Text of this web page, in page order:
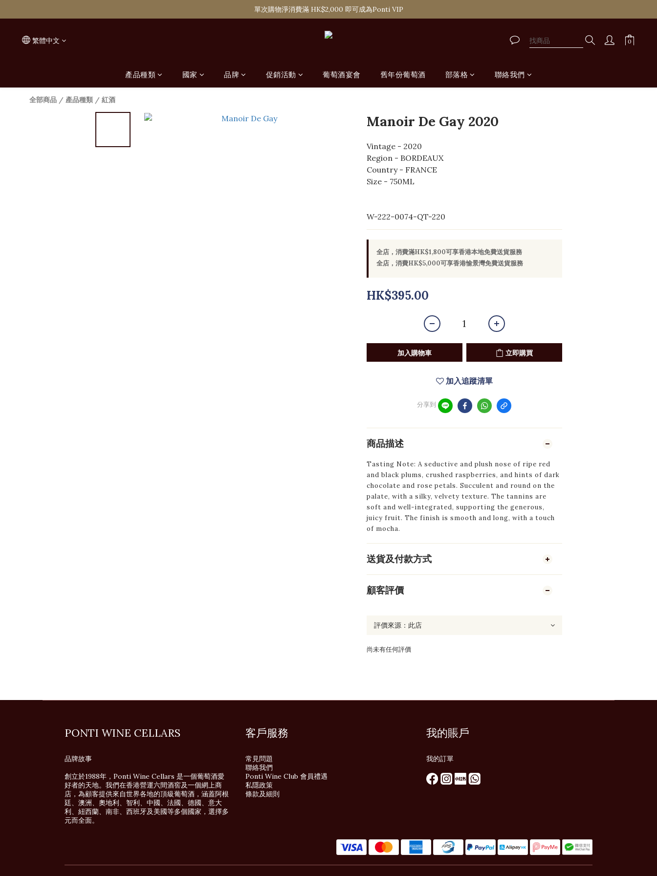
購滿 HK$1,800 即可享香港本地免費送貨服務，或選擇於6間分店免費自取
單次購物淨消費滿 HK$2,000 即可成為Ponti VIP
繁體中文
產品種類 國家 品牌 促銷活動 葡萄酒宴會 舊年份葡萄酒 部落格 聯絡我們
全部商品 / 產品種類 / 紅酒
Manoir De Gay 2020
Vintage - 2020
Region - BORDEAUX
Country - FRANCE
Size - 750ML
W-222-0074-QT-220
全店，消費滿HK$1,800可享香港本地免費送貨服務
全店，消費HK$5,000可享香港愉景灣免費送貨服務
HK$395.00
加入購物車 立即購買
加入追蹤清單
分享到
商品描述
Tasting Note: A seductive and plush nose of ripe red
and black plums, crushed raspberries, and hints of dark
chocolate and rose petals. Succulent and round on the
palate, with a silky, velvety texture. The tannins are
soft and well-integrated, supporting the generous,
juicy fruit. The finish is smooth and long, with a touch
of mocha.
送貨及付款方式
顧客評價
尚未有任何評價
PONTI WINE CELLARS
品牌故事
創立於1988年，Ponti Wine Cellars 是一個葡萄酒愛
好者的天地。我們在香港營運六間酒窖及一個網上商
店，為顧客提供來自世界各地的頂級葡萄酒，涵蓋阿根
廷、澳洲、奧地利、智利、中國、法國、德國、意大
利、紐西蘭、南非、西班牙及美國等多個國家，選擇多
元而全面。
客戶服務
常見問題
聯絡我們
Ponti Wine Club 會員禮遇
私隱政策
條款及細則
我的賬戶
我的訂單